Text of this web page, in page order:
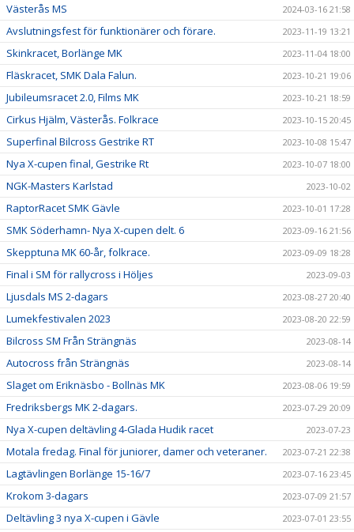
Västerås MS 2024-03-16 21:58
Avslutningsfest för funktionärer och förare. 2023-11-19 13:21
Skinkracet, Borlänge MK 2023-11-04 18:00
Fläskracet, SMK Dala Falun. 2023-10-21 19:06
Jubileumsracet 2.0, Films MK 2023-10-21 18:59
Cirkus Hjälm, Västerås. Folkrace 2023-10-15 20:45
Superfinal Bilcross Gestrike RT 2023-10-08 15:47
Nya X-cupen final, Gestrike Rt 2023-10-07 18:00
NGK-Masters Karlstad 2023-10-02
RaptorRacet SMK Gävle 2023-10-01 17:28
SMK Söderhamn- Nya X-cupen delt. 6 2023-09-16 21:56
Skepptuna MK 60-år, folkrace. 2023-09-09 18:28
Final i SM för rallycross i Höljes 2023-09-03
Ljusdals MS 2-dagars 2023-08-27 20:40
Lumekfestivalen 2023 2023-08-20 22:59
Bilcross SM Från Strängnäs 2023-08-14
Autocross från Strängnäs 2023-08-14
Slaget om Eriknäsbo - Bollnäs MK 2023-08-06 19:59
Fredriksbergs MK 2-dagars. 2023-07-29 20:09
Nya X-cupen deltävling 4-Glada Hudik racet 2023-07-23
Motala fredag. Final för juniorer, damer och veteraner. 2023-07-21 22:38
Lagtävlingen Borlänge 15-16/7 2023-07-16 23:45
Krokom 3-dagars 2023-07-09 21:57
Deltävling 3 nya X-cupen i Gävle 2023-07-01 23:55